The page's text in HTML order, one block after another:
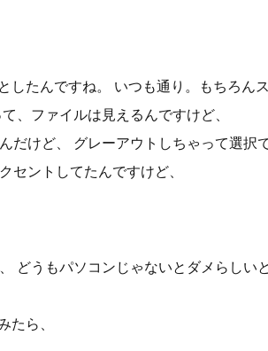
たんですね。 いつも通り。もちろん
、ファイルは見えるんですけど、
けど、 グレーアウトしちゃって選択
セントしてたんですけど、
どうもパソコンじゃないとダメらしい
たら、